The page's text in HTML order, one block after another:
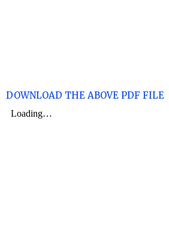
DOWNLOAD THE ABOVE PDF FILE